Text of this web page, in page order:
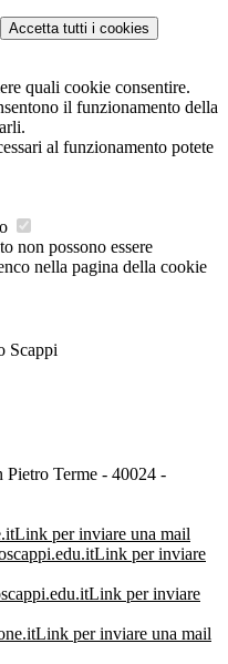
Accetta tutti i cookies
quali cookie consentire.
il funzionamento della
al funzionamento potete
non possono essere
nella pagina della cookie
Scappi
Pietro Terme - 40024 -
Link per inviare una mail
Link per inviare
Link per inviare
Link per inviare una mail